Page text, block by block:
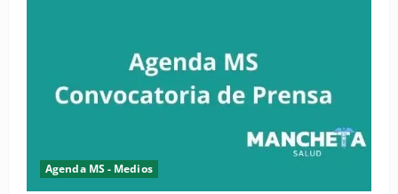
Agenda MS - Medios